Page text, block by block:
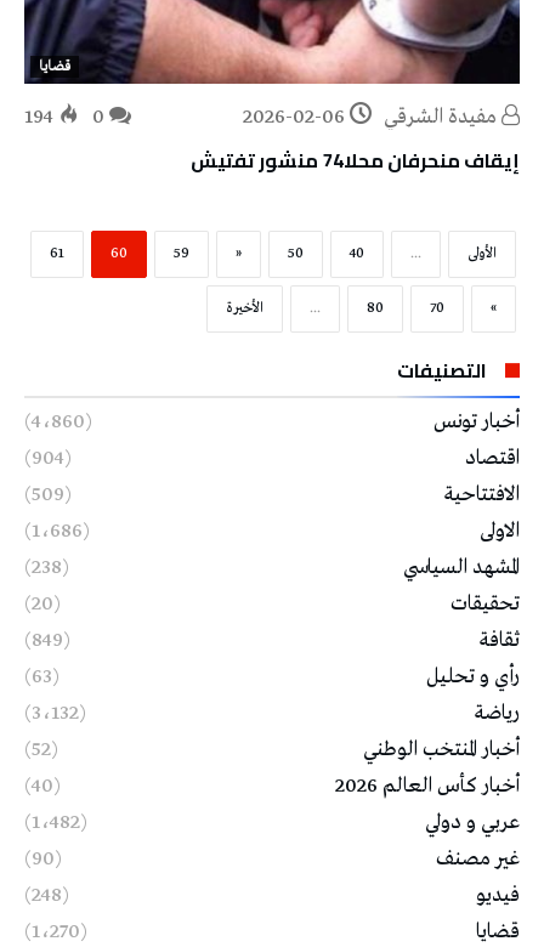
قضايا
مفيدة الشرقي 2026-02-06
194
إيقاف منحرفان محلا74 منشور تفتيش
‫الأولى‬ ...
40
50
«
59
60
61
»
70
80
... ‫الأخيرة‬
التصنيفات
أخبار تونس
(4٬860)
اقتصاد
(904)
الافتتاحية
(509)
الاولى
(1٬686)
المشهد السياسي
(238)
تحقيقات
(20)
ثقافة
(849)
رأي و تحليل
(63)
رياضة
(3٬132)
أخبار المنتخب الوطني
(52)
أخبار كأس العالم 2026
(40)
عربي و دولي
(1٬482)
غير مصنف
(90)
فيديو
(248)
قضايا
(1٬270)